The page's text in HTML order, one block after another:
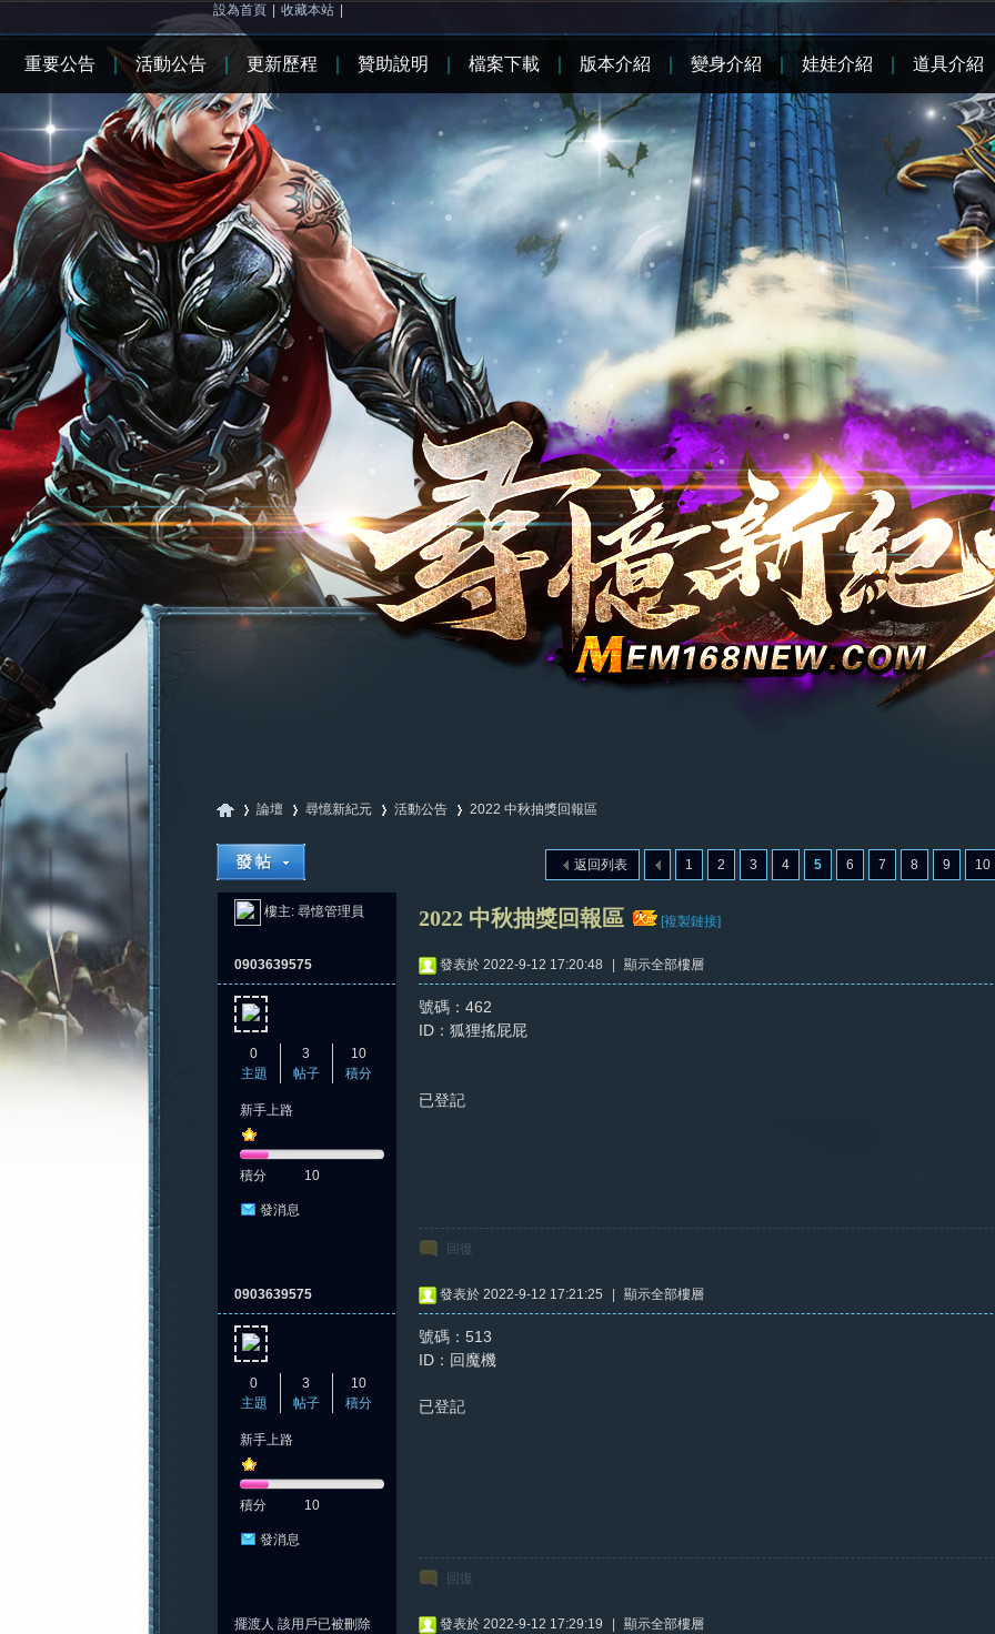
設為首頁 收藏本站
»
論壇
›
尋憶新紀元 活動公告 2022 中秋抽獎回報區
1 2 3 4 5 6 7 8 9 10
返回列表
樓主: 尋憶管理員 2022 中秋抽獎回報區 [複製鏈接]
0903639575
0
主題
3
帖子
10
積分
新手上路
積分 10
發消息
發表於 2022-9-12 17:20:48 顯示全部樓層
號碼：462
ID：狐狸搖屁屁
已登記
回復
0903639575
0
主題
3
帖子
10
積分
新手上路
積分 10
發消息
發表於 2022-9-12 17:21:25 顯示全部樓層
號碼：513
ID：回魔機
已登記
回復
擺渡人 該用戶已被刪除 發表於 2022-9-12 17:29:19 顯示全部樓層